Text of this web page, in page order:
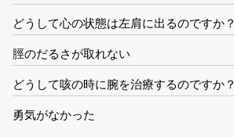
どうして心の状態は左肩に出るのですか？
脛のだるさが取れない
どうして咳の時に腕を治療するのですか？
勇気がなかった